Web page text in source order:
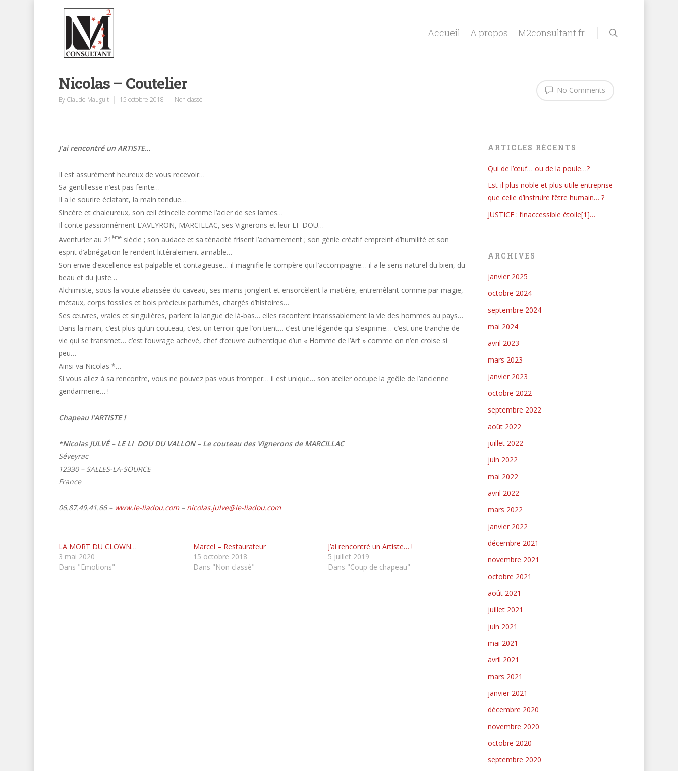
Accueil A propos M2consultant.fr
Nicolas – Coutelier
By Claude Mauguit 15 octobre 2018 Non classé
No Comments
J’ai rencontré un ARTISTE…
Il est assurément heureux de vous recevoir…
Sa gentillesse n’est pas feinte…
Il a le sourire éclatant, la main tendue…
Sincère et chaleureux, son œil étincelle comme l’acier de ses lames…
Il conte passionnément L’AVEYRON, MARCILLAC, ses Vignerons et leur LI DOU…
Aventurier au 21 èmesiècle ; son audace et sa ténacité frisent l’acharnement ; son génie créatif empreint d’humilité et son
esprit d’abnégation le rendent littéralement aimable…
Son envie d’excellence est palpable et contagieuse… il magnifie le compère qui l’accompagne… il a le sens naturel du bien, du
beau et du juste…
Alchimiste, sous la voute abaissée du caveau, ses mains jonglent et ensorcèlent la matière, entremêlant comme par magie,
métaux, corps fossiles et bois précieux parfumés, chargés d’histoires…
Ses œuvres, vraies et singulières, parlent la langue de là-bas… elles racontent intarissablement la vie des hommes au pays…
Dans la main, c’est plus qu’un couteau, c’est un terroir que l’on tient… c’est une légende qui s’exprime… c’est une tranche de
vie qui se transmet… c’est l’ouvrage achevé, chef d’œuvre authentique d’un « Homme de l’Art » comme on n’en croise si
peu…
Ainsi va Nicolas *…
Si vous allez à sa rencontre, vous ne pouvez pas vous tromper… il est unique… son atelier occupe la geôle de l’ancienne
gendarmerie… !
Chapeau l’ARTISTE !
*Nicolas JULVÉ – LE LI DOU DU VALLON – Le couteau des Vignerons de MARCILLAC
Séveyrac
12330 – SALLES-LA-SOURCE
France
06.87.49.41.66 – www.le-liadou.com– nicolas.julve@le-liadou.com
LA MORT DU CLOWN…
3 mai 2020
Dans "Emotions"
Marcel – Restaurateur
15 octobre 2018
Dans "Non classé"
J’ai rencontré un Artiste… !
5 juillet 2019
Dans "Coup de chapeau"
ARTICLES RÉCENTS
Qui de l’œuf… ou de la poule…?
Est-il plus noble et plus utile entreprise
que celle d’instruire l’être humain… ?
JUSTICE : l’inaccessible étoile[1]…
ARCHIVES
janvier 2025
octobre 2024
septembre 2024
mai 2024
avril 2023
mars 2023
janvier 2023
octobre 2022
septembre 2022
août 2022
juillet 2022
juin 2022
mai 2022
avril 2022
mars 2022
janvier 2022
décembre 2021
novembre 2021
octobre 2021
août 2021
juillet 2021
juin 2021
mai 2021
avril 2021
mars 2021
janvier 2021
décembre 2020
novembre 2020
octobre 2020
septembre 2020